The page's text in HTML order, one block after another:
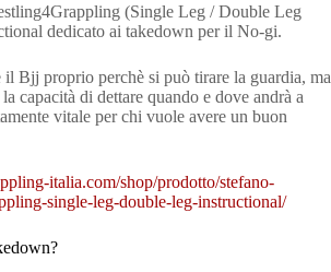
(Single Leg / Double Leg
dedicato ai takedown per il No-gi.
Bjj proprio perchè si può tirare la guardia, ma
capacità di dettare quando e dove andrà a
vitale per chi vuole avere un buon
italia.com/shop/prodotto/stefano-
single-leg-double-leg-instructional/